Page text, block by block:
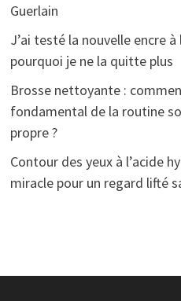
Guerlain
J’ai testé la nouvelle encre
pourquoi je ne la quitte plus
Brosse nettoyante :
fondamental de la routine
propre ?
Contour des yeux à l’acide
miracle pour un regard lifté